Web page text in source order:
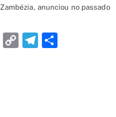
anunciou no passado
LinkedIn
CopyTelegram